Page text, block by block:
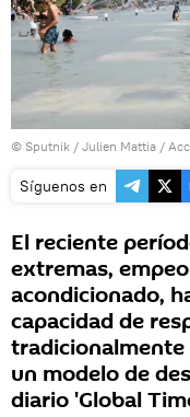
© Sputnik / Julien Mattia /
Síguenos en
El reciente
extremas,
acondicionado,
capacidad de
un modelo de
diario 'Global